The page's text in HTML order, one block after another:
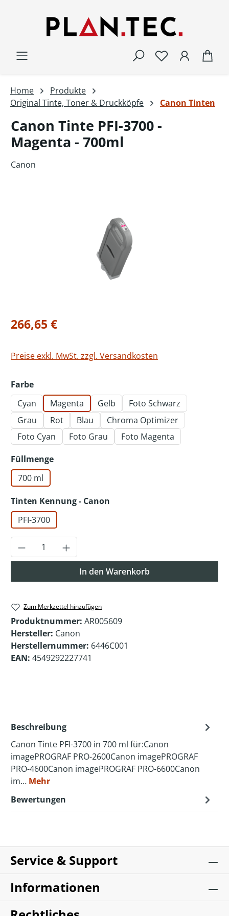
Home
Produkte
Original Tinte, Toner & Druckköpfe
Canon Tinten
Canon Tinte PFI-3700 -
Magenta - 700ml
Canon
Regulärer Preis:
266,65 €
Preise exkl. MwSt. zzgl. Versandkosten
Farbeauswählen
Cyan
Magenta Gelb
Foto Schwarz
Grau
Rot Blau
Chroma Optimizer
Foto Cyan
Foto Grau
Foto Magenta
Füllmengeauswählen
700 ml
Tinten Kennung - Canon
PFI-3700
Produkt Anzahl: Gib den gewünschten
In den Warenkorb
Zum Merkzettel hinzufügen
Produktnummer: AR005609
Hersteller: Canon
Herstellernummer: 6446C001
EAN: 4549292227741
Beschreibung
Canon Tinte PFI-3700 in 700 ml für:Canon
imagePROGRAF PRO-2600Canon imagePROGRAF
PRO-4600Canon imagePROGRAF PRO-6600Canon
im… Mehr
Bewertungen
Service & Support
Informationen